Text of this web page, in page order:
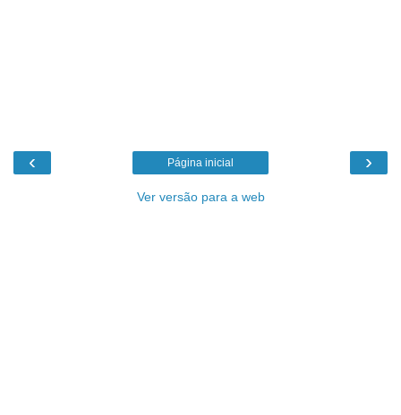
‹ ›
Página inicial
Ver versão para a web